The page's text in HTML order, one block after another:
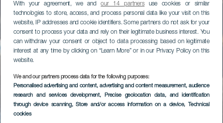
With your agreement, we andour 14 partnersuse cookies or similar
technologies to store, access, and process personal data like your visit on this
website, IP addresses and cookie identifiers. Some partners do not ask for your
consent to process your data and rely on their legitimate business interest. You
can withdraw your consent or object to data processing based on legitimate
interest at any time by clicking on “Learn More” or in our Privacy Policy on this
website.
We and our partners process data for the following purposes:
Personalised advertising and content, advertising and content measurement, audience
research and services development, Precise geolocation data, and identification
through device scanning, Store and/or access information on a device, Technical
cookies